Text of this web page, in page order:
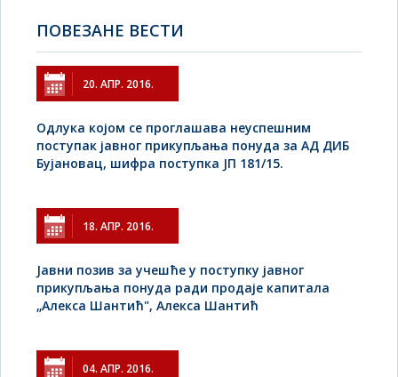
ПОВЕЗАНЕ ВЕСТИ
20. АПР. 2016.
Одлука којом се проглашава неуспешним
поступак јавног прикупљања понуда за АД ДИБ
Бујановац, шифра поступка ЈП 181/15.
18. АПР. 2016.
Jавни позив за учешће у поступку јавног
прикупљања понуда ради продаје капитала
„Алекса Шантић", Алекса Шантић
04. АПР. 2016.